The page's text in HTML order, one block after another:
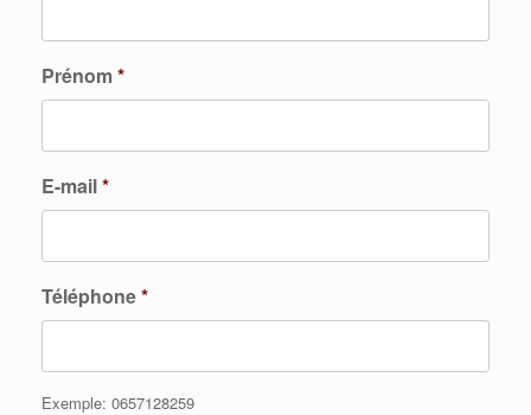
Prénom*
E-mail*
Téléphone*
Exemple: 0657128259